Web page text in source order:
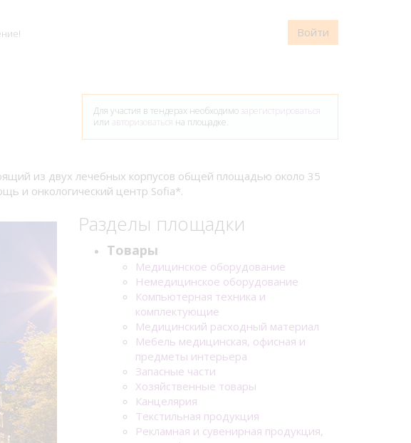
Войти
Для участия в тендерах необходимо зарегистрироваться
или авторизоваться на площадке.
из двух лечебных корпусов общей площадью около 35
и онкологический центр Sofia*.
Разделы площадки
Товары
Медицинское оборудование
Немедицинское оборудование
Компьютерная техника и
комплектующие
Медицинский расходный материал
Мебель медицинская, офисная и
предметы интерьера
Запасные части
Хозяйственные товары
Канцелярия
Текстильная продукция
Рекламная и сувенирная продукция,